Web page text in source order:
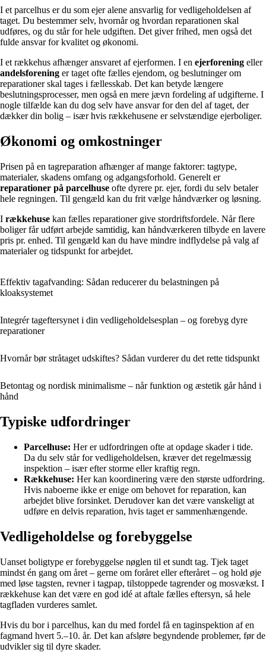
I et parcelhus er du som ejer alene ansvarlig for vedligeholdelsen af
taget. Du bestemmer selv, hvornår og hvordan reparationen skal
udføres, og du står for hele udgiften. Det giver frihed, men også det
fulde ansvar for kvalitet og økonomi.
I et rækkehus afhænger ansvaret af ejerformen. I en ejerforening eller
andelsforening er taget ofte fælles ejendom, og beslutninger om
reparationer skal tages i fællesskab. Det kan betyde længere
beslutningsprocesser, men også en mere jævn fordeling af udgifterne. I
nogle tilfælde kan du dog selv have ansvar for den del af taget, der
dækker din bolig – især hvis rækkehusene er selvstændige ejerboliger.
Økonomi og omkostninger
Prisen på en tagreparation afhænger af mange faktorer: tagtype,
materialer, skadens omfang og adgangsforhold. Generelt er
reparationer på parcelhuse ofte dyrere pr. ejer, fordi du selv betaler
hele regningen. Til gengæld kan du frit vælge håndværker og løsning.
I rækkehuse kan fælles reparationer give stordriftsfordele. Når flere
boliger får udført arbejde samtidig, kan håndværkeren tilbyde en lavere
pris pr. enhed. Til gengæld kan du have mindre indflydelse på valg af
materialer og tidspunkt for arbejdet.
Effektiv tagafvanding: Sådan reducerer du belastningen på
kloaksystemet
Integrér tageftersynet i din vedligeholdelsesplan – og forebyg dyre
reparationer
Hvornår bør stråtaget udskiftes? Sådan vurderer du det rette tidspunkt
Betontag og nordisk minimalisme – når funktion og æstetik går hånd i
hånd
Typiske udfordringer
Parcelhuse: Her er udfordringen ofte at opdage skader i tide.
Da du selv står for vedligeholdelsen, kræver det regelmæssig
inspektion – især efter storme eller kraftig regn.
Rækkehuse: Her kan koordinering være den største udfordring.
Hvis naboerne ikke er enige om behovet for reparation, kan
arbejdet blive forsinket. Derudover kan det være vanskeligt at
udføre en delvis reparation, hvis taget er sammenhængende.
Vedligeholdelse og forebyggelse
Uanset boligtype er forebyggelse nøglen til et sundt tag. Tjek taget
mindst én gang om året – gerne om foråret eller efteråret – og hold øje
med løse tagsten, revner i tagpap, tilstoppede tagrender og mosvækst. I
rækkehuse kan det være en god idé at aftale fælles eftersyn, så hele
tagfladen vurderes samlet.
Hvis du bor i parcelhus, kan du med fordel få en taginspektion af en
fagmand hvert 5.–10. år. Det kan afsløre begyndende problemer, før de
udvikler sig til dyre skader.